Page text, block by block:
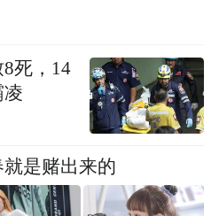
死，14
凌
是赌出来的